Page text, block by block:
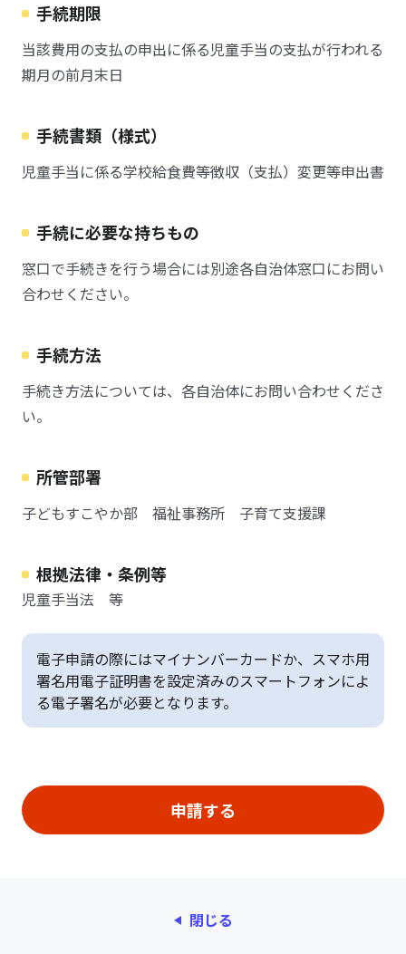
手続期限
当該費用の支払の申出に係る児童手当の支払が行われる
期月の前月末日
手続書類（様式）
児童手当に係る学校給食費等徴収（支払）変更等申出書
手続に必要な持ちもの
窓口で手続きを行う場合には別途各自治体窓口にお問い
合わせください。
手続方法
手続き方法については、各自治体にお問い合わせくださ
い。
所管部署
子どもすこやか部 福祉事務所 子育て支援課
根拠法律・条例等
児童手当法 等
電子申請の際にはマイナンバーカードか、スマホ用
署名用電子証明書を設定済みのスマートフォンによ
る電子署名が必要となります。
閉じる